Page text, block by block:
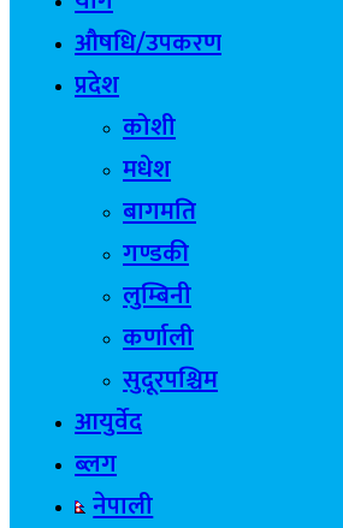
औषधि/उपकरण
प्रदेश
कोशी
मधेश
बागमति
गण्डकी
लुम्बिनी
कर्णाली
सुदूरपश्चिम
आयुर्वेद
ब्लग
नेपाली